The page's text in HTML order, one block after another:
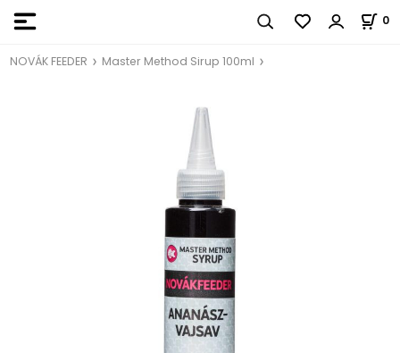
0
NOVÁK FEEDER Master Method Sirup 100ml